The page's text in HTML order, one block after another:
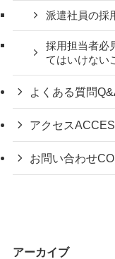
派遣社員の採
採用担当者必
てはいけない
よくある質問
アクセス
お問い合わせ
アーカイブ